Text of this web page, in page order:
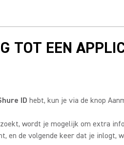
TOT EEN
ID hebt, kun je via de knop
wordt je mogelijk om extra
en de volgende keer dat je inlogt,